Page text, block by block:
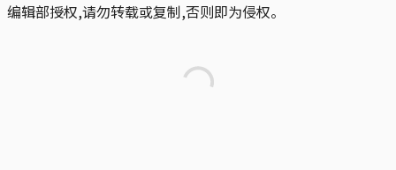
编辑部授权,请勿转载或复制,否则即为侵权。